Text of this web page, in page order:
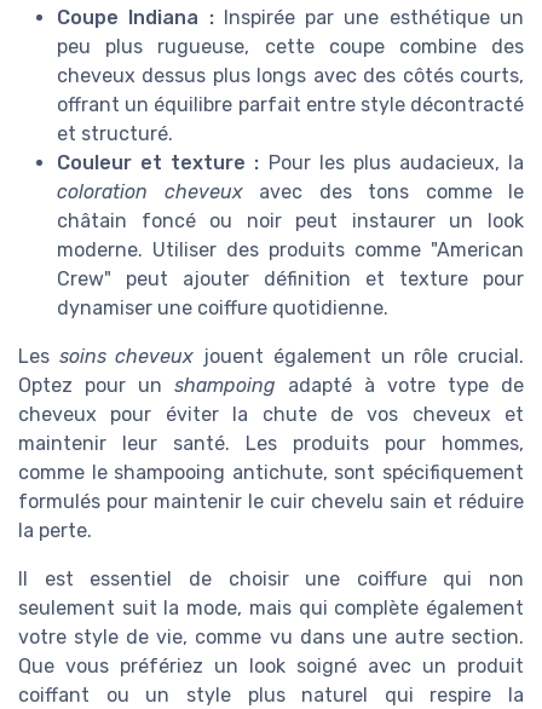
Coupe Indiana :Inspirée par une esthétique un
peu plus rugueuse, cette coupe combine des
cheveux dessus plus longs avec des côtés courts,
offrant un équilibre parfait entre style décontracté
et structuré.
Couleur et texture : Pour les plus audacieux, la
coloration cheveuxavec des tons comme le
châtain foncé ou noir peut instaurer un look
moderne. Utiliser des produits comme "American
Crew" peut ajouter définition et texture pour
dynamiser une coiffure quotidienne.
Les soins cheveux jouent également un rôle crucial.
Optez pour un shampoing adapté à votre type de
cheveux pour éviter la chute de vos cheveux et
maintenir leur santé. Les produits pour hommes,
comme le shampooing antichute, sont spécifiquement
formulés pour maintenir le cuir chevelu sain et réduire
la perte.
Il est essentiel de choisir une coiffure qui non
seulement suit la mode, mais qui complète également
votre style de vie, comme vu dans une autre section.
Que vous préfériez un look soigné avec un produit
coiffant ou un style plus naturel qui respire la